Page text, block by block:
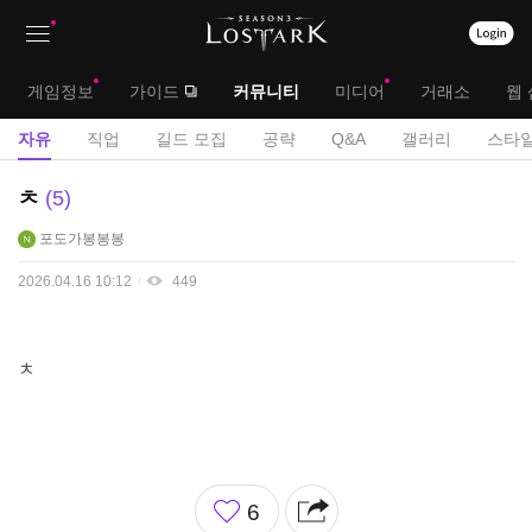
대
메
게임정보 가이드 커뮤니티 미디어 거래소 웹
서
자유 직업 길드 모집 공략 Q&A 갤러리 스타
자
게
ㅊ 5
포도가봉봉봉
2026.04.16 10:12 449
ㅊ
좋
아
6